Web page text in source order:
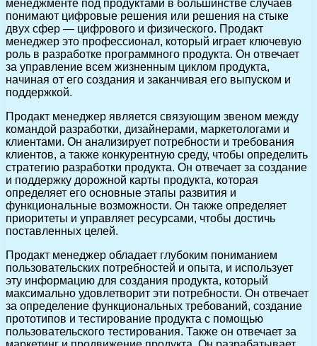
менеджменте под продуктами в большинстве случаев
понимают цифровые решения или решения на стыке
двух сфер — цифрового и физического. Продакт
менеджер это профессионал, который играет ключевую
роль в разработке программного продукта. Он отвечает
за управление всем жизненным циклом продукта,
начиная от его создания и заканчивая его выпуском и
поддержкой.
Продакт менеджер является связующим звеном между
командой разработки, дизайнерами, маркетологами и
клиентами. Он анализирует потребности и требования
клиентов, а также конкурентную среду, чтобы определить
стратегию разработки продукта. Он отвечает за создание
и поддержку дорожной карты продукта, которая
определяет его основные этапы развития и
функциональные возможности. Он также определяет
приоритеты и управляет ресурсами, чтобы достичь
поставленных целей.
Продакт менеджер обладает глубоким пониманием
пользовательских потребностей и опыта, и использует
эту информацию для создания продукта, который
максимально удовлетворит эти потребности. Он отвечает
за определение функциональных требований, создание
прототипов и тестирование продукта с помощью
пользовательского тестирования. Также он отвечает за